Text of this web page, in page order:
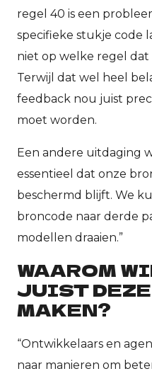
regel 40 is een
specifieke stukje code
niet op welke regel dat
Terwijl dat wel heel
feedback nou juist
moet worden.
Een andere uitdaging
essentieel dat onze
beschermd blijft. We
broncode naar derde
modellen draaien.”
WAAROM
JUIST
MAKEN?
“Ontwikkelaars en
naar manieren om